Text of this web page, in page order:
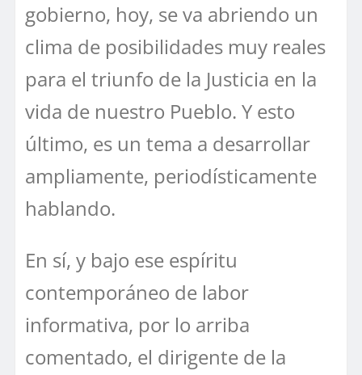
gobierno, hoy, se va abriendo un
clima de posibilidades muy reales
para el triunfo de la Justicia en la
vida de nuestro Pueblo. Y esto
último, es un tema a desarrollar
ampliamente, periodísticamente
hablando.
En sí, y bajo ese espíritu
contemporáneo de labor
informativa, por lo arriba
comentado, el dirigente de la